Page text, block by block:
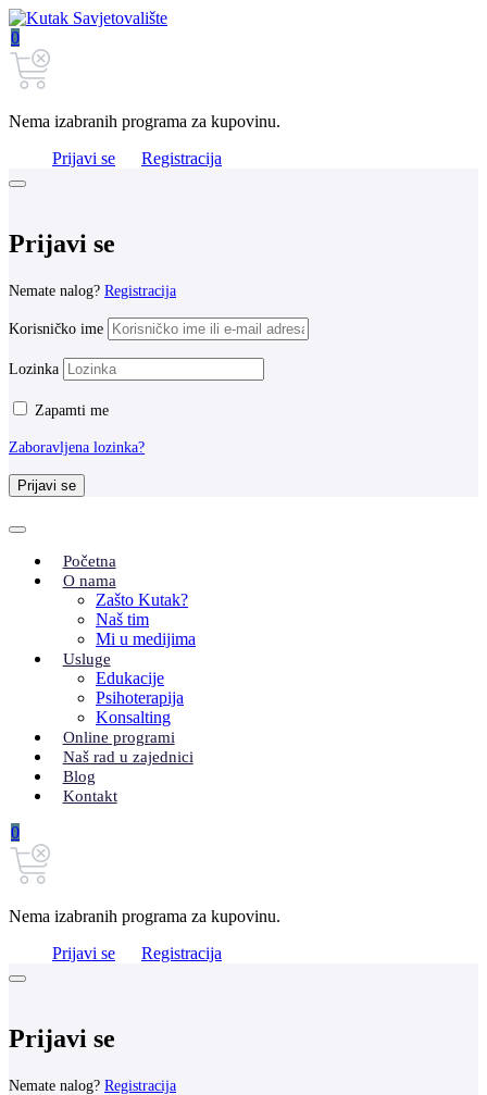
0
Nema izabranih programa za kupovinu.
Prijavi se
Registracija
Prijavi se
Nemate nalog? Registracija
Korisničko ime
Lozinka
Zapamti me
Zaboravljena lozinka?
Prijavi se
Početna
O nama
Zašto Kutak?
Naš tim
Mi u medijima
Usluge
Edukacije
Psihoterapija
Konsalting
Online programi
Naš rad u zajednici
Blog
Kontakt
0
Nema izabranih programa za kupovinu.
Prijavi se
Registracija
Prijavi se
Nemate nalog? Registracija